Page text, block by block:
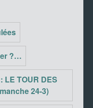
?…
LE TOUR DES
24-3)